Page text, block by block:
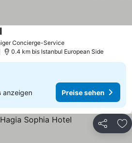
Concierge-ServicePreise sehen
Preise sehen
0.4 km bis Istanbul European Side
anzeigen Preise sehen
Teilen